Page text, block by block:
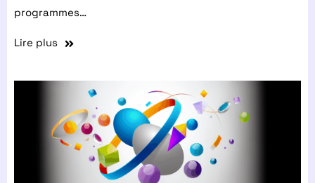
programmes…
Lire plus